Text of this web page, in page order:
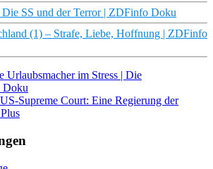
SS und der Terror | ZDFinfo Doku
(1) – Strafe, Liebe, Hoffnung | ZDFinfo
Urlaubsmacher im Stress | Die
Doku
Supreme Court: Eine Regierung der